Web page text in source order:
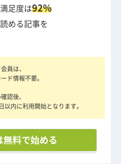
は解決し得ない」という症例
ベンションが成熟期を迎え、
疾患に対するインターベンシ
代です。一方で、このような
循環器急性期疾患の患者さん
の教育・修練の場は十分では
。本フォーラムではエキスパ
足度は92%
める記事を
員は、
ド情報不要。
認後、
以内に利用開始となります。
無料で始める